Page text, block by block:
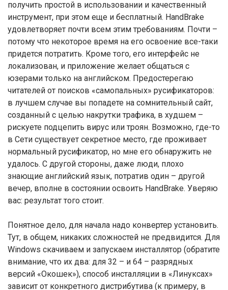
получить простой в использовании и качественный
инструмент, при этом еще и бесплатный. HandBrake
удовлетворяет почти всем этим требованиям. Почти –
потому что некоторое время на его освоение все-таки
придется потратить. Кроме того, его интерфейс не
локализован, и приложение желает общаться с
юзерами только на английском. Предостерегаю
читателей от поисков «самопальных» русификаторов:
в лучшем случае вы попадете на сомнительный сайт,
созданный с целью накрутки трафика, в худшем –
рискуете подцепить вирус или троян. Возможно, где-то
в Сети существует секретное место, где проживает
нормальный русификатор, но мне его обнаружить не
удалось. С другой стороны, даже люди, плохо
знающие английский язык, потратив один – другой
вечер, вполне в состоянии освоить HandBrake. Уверяю
вас: результат того стоит.
Понятное дело, для начала надо конвертер установить.
Тут, в общем, никаких сложностей не предвидится. Для
Windows скачиваем и запускаем инсталлятор (обратите
внимание, что их два: для 32 – и 64 – разрядных
версий «Окошек»), способ инсталляции в «Линуксах»
зависит от конкретного дистрибутива (к примеру, в